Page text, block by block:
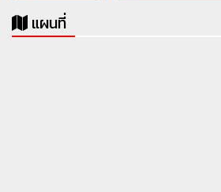
แผนที่